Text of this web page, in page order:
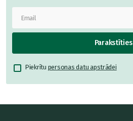
Parakstīties
Piekrītu personas datu apstrādei